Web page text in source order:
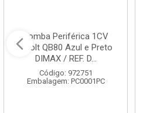
Bomba Periférica 1CV
Bivolt QB80 Azul e Preto
DIMAX / REF. D...
Código: 972751
Embalagem: PC0001PC